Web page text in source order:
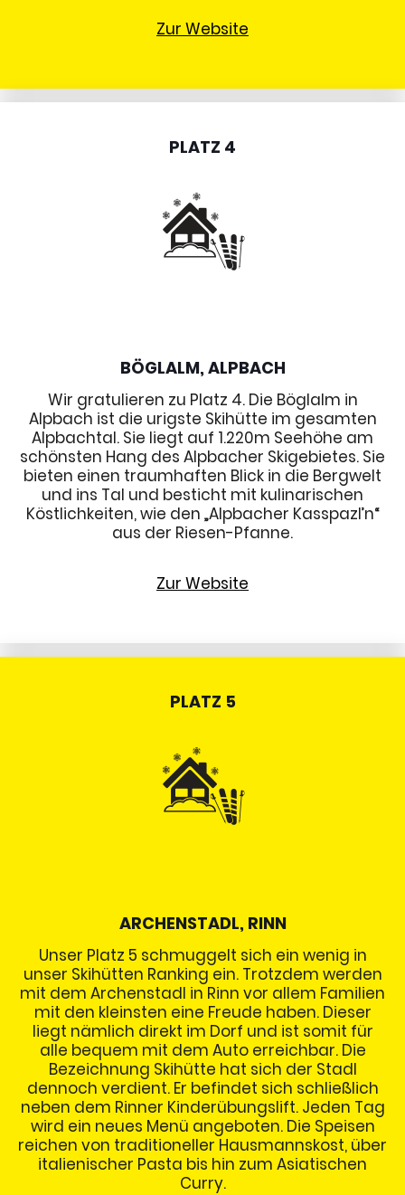
Zur Website
PLATZ 4
BÖGLALM, ALPBACH
Wir gratulieren zu Platz 4. Die Böglalm in
Alpbach ist die urigste Skihütte im gesamten
Alpbachtal. Sie liegt auf 1.220m Seehöhe am
schönsten Hang des Alpbacher Skigebietes. Sie
bieten einen traumhaften Blick in die Bergwelt
und ins Tal und besticht mit kulinarischen
Köstlichkeiten, wie den „Alpbacher Kasspazl’n“
aus der Riesen-Pfanne.
Zur Website
PLATZ 5
ARCHENSTADL, RINN
Unser Platz 5 schmuggelt sich ein wenig in
unser Skihütten Ranking ein. Trotzdem werden
mit dem Archenstadl in Rinn vor allem Familien
mit den kleinsten eine Freude haben. Dieser
liegt nämlich direkt im Dorf und ist somit für
alle bequem mit dem Auto erreichbar. Die
Bezeichnung Skihütte hat sich der Stadl
dennoch verdient. Er befindet sich schließlich
neben dem Rinner Kinderübungslift. Jeden Tag
wird ein neues Menü angeboten. Die Speisen
reichen von traditioneller Hausmannskost, über
italienischer Pasta bis hin zum Asiatischen
Curry.